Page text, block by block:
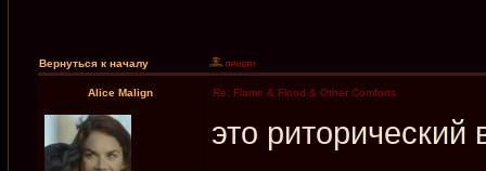
Вернуться к началу
Alice Malign Re: Flame & Flood & Other Comforts
это риторический